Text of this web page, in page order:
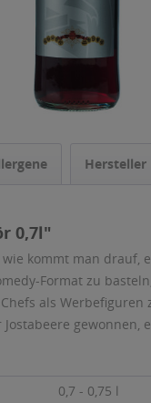
Hersteller
0,7l"
kommt man drauf,
Format zu
als
0,7 - 0,75 l